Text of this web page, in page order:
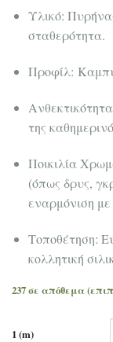
Υλικό:
σταθερότητα.
Προφίλ:
της
Ποικιλία
(όπως δρυς,
εναρμόνιση
Τοποθέτηση:
κολλητική
237 σε απόθεμα
1 (m)